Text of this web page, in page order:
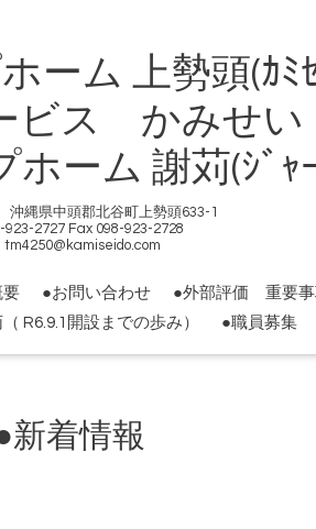
ム 上勢頭(ｶ
ビス かみせい
ム 謝苅(ｼﾞｬｰ
縄県中頭郡北谷町上勢頭633-1
923-2727 Fax 098-923-2728
要 ●お問い合わせ
●外部評価 重要事
R6.9.1開設までの歩み）
●職員募集
新着情報